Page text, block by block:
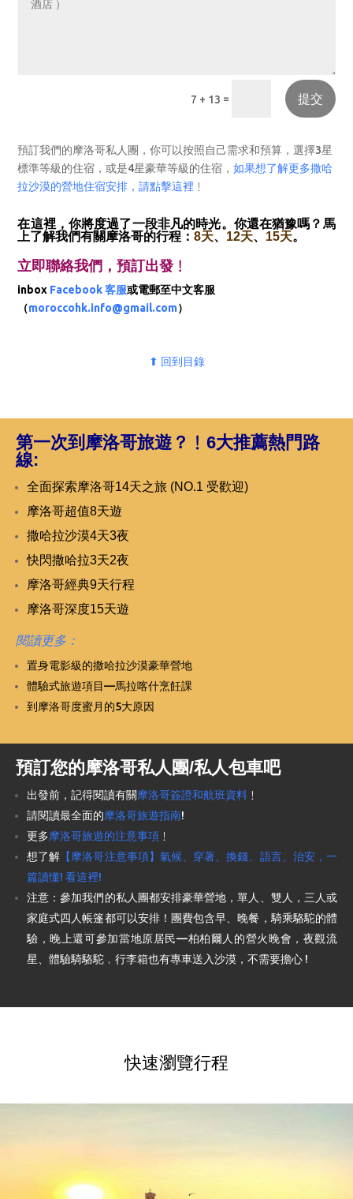
7 + 13 = 提交
預訂我們的摩洛哥私人團，你可以按照自己需求和預算，選擇3星
標準等級的住宿，或是4星豪華等級的住宿，如果想了解更多撒哈
拉沙漠的營地住宿安排，請點擊這裡 ﹗
在這裡，你將度過了一段非凡的時光。你還在猶豫嗎？馬
上了解我們有關摩洛哥的行程：8天、 12天、 15天。
立即聯絡我們，預訂出發﹗
inbox Facebook 客服或電郵至中文客服
（moroccohk.info@gmail.com）
⬆ 回到目錄
第一次到摩洛哥旅遊？﹗ 6大推薦熱門路
線:
全面探索摩洛哥14天之旅 (NO.1 受歡迎)
摩洛哥超值8天遊
撒哈拉沙漠4天3夜
快閃撒哈拉3天2夜
摩洛哥經典9天行程
摩洛哥深度15天遊
閱讀更多：
置身電影級的撒哈拉沙漠豪華營地
體驗式旅遊項目—馬拉喀什烹飪課
到摩洛哥度蜜月的5大原因
預訂您的摩洛哥私人團/私人包車吧
出發前，記得閱讀有關摩洛哥簽證和航班資料 ﹗
請閱讀最全面的摩洛哥旅遊指南!
更多摩洛哥旅遊的注意事項 ﹗
想了解 【摩洛哥注意事項】氣候、穿著、換錢、語言、治安，一
篇讀懂! 看這裡!
注意：參加我們的私人團都安排豪華營地，單人、雙人，三人或
家庭式四人帳篷都可以安排！團費包含早、晚餐，騎乘駱駝的體
驗，晚上還可參加當地原居民—柏柏爾人的營火晚會，夜觀流
星、體驗騎駱駝﹐行李箱也有專車送入沙漠，不需要擔心 !
快速瀏覽行程